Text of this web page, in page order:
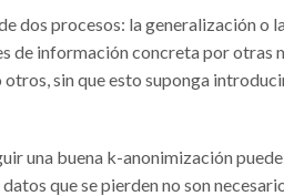
dos procesos: la generalización o
de información concreta por otras
sin que esto suponga
una buena k-anonimización
que se pierden no son